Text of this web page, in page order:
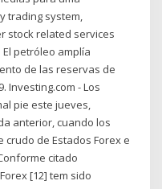
trading system,
stock related services
petróleo amplía
de las reservas de
Investing.com - Los
pie este jueves,
anterior, cuando los
de Estados Forex e
citado
[12] tem sido